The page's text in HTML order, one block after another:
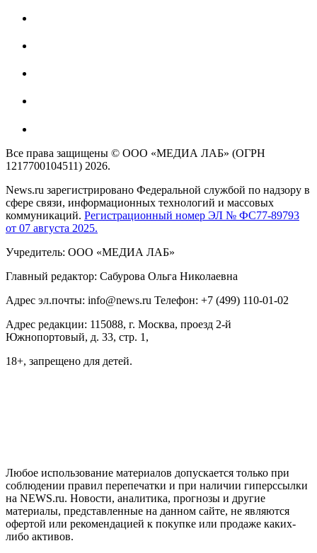
Все права защищены © ООО «МЕДИА ЛАБ» (ОГРН
1217700104511) 2026.
News.ru зарегистрировано Федеральной службой по надзору в
сфере связи, информационных технологий и массовых
коммуникаций. Регистрационный номер ЭЛ № ФС77-89793
от 07 августа 2025.
Учредитель: ООО «МЕДИА ЛАБ»
Главный редактор: Сабурова Ольга Николаевна
Адрес эл.почты: info@news.ru Телефон: +7 (499) 110-01-02
Адрес редакции: 115088, г. Москва, проезд 2-й
Южнопортовый, д. 33, стр. 1,
18+, запрещено для детей.
Любое использование материалов допускается только при
соблюдении правил перепечатки и при наличии гиперссылки
на NEWS.ru. Новости, аналитика, прогнозы и другие
материалы, представленные на данном сайте, не являются
офертой или рекомендацией к покупке или продаже каких-
либо активов.